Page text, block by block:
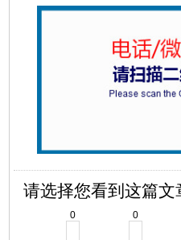
请选择您看到这篇文
0 0